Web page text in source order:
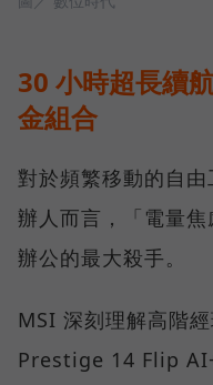
30 小時超長續
金組合
對於頻繁移動的自
辦人而言，「電量
辦公的最大殺手。
MSI 深刻理解高階
Prestige 14 Flip